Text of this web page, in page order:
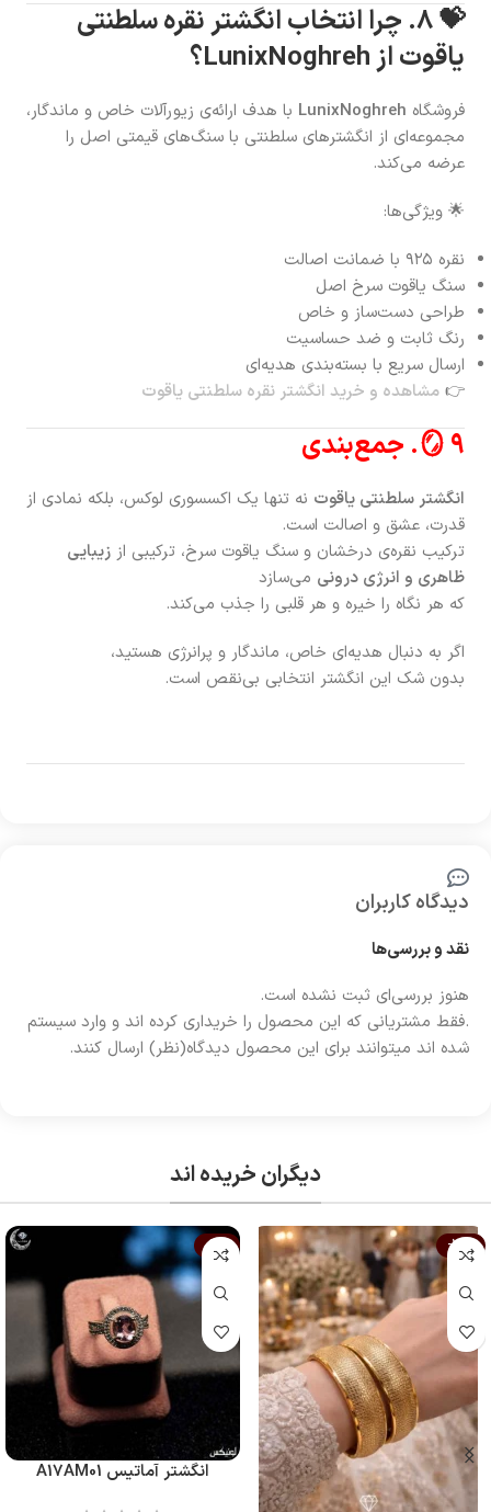
💝 ۸. چرا انتخاب انگشتر نقره سلطنتی
یاقوت از LunixNoghreh؟
فروشگاه LunixNoghreh با هدف ارائه‌ی زیورآلات خاص و ماندگار،
مجموعه‌ای از انگشترهای سلطنتی با سنگ‌های قیمتی اصل را
عرضه می‌کند.
🌟 ویژگی‌ها:
نقره ۹۲۵ با ضمانت اصالت
سنگ یاقوت سرخ اصل
طراحی دست‌ساز و خاص
رنگ ثابت و ضد حساسیت
ارسال سریع با بسته‌بندی هدیه‌ای
👉 مشاهده و خرید انگشتر نقره سلطنتی یاقوت
🪞 ۹. جمع‌بندی
انگشتر سلطنتی یاقوت نه تنها یک اکسسوری لوکس، بلکه نمادی از
قدرت، عشق و اصالت است.
ترکیب نقره‌ی درخشان و سنگ یاقوت سرخ، ترکیبی از زیبایی
ظاهری و انرژی درونی می‌سازد
که هر نگاه را خیره و هر قلبی را جذب می‌کند.
اگر به دنبال هدیه‌ای خاص، ماندگار و پرانرژی هستید،
بدون شک این انگشتر انتخابی بی‌نقص است.
دیدگاه کاربران
نقد و بررسی‌ها
هنوز بررسی‌ای ثبت نشده است.
.فقط مشتریانی که این محصول را خریداری کرده اند و وارد سیستم
شده اند میتوانند برای این محصول دیدگاه(نظر) ارسال کنند.
دیگران خریده اند
-26%
-16%
انگشتر آماتیس A17AM01